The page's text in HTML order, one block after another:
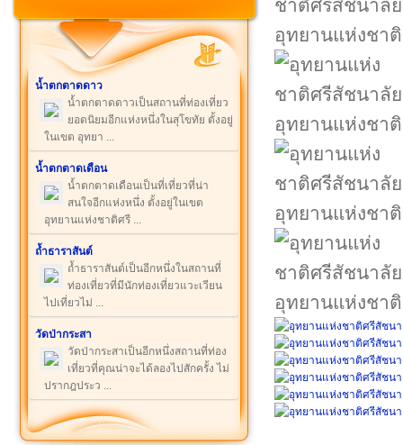
น้ำตกตาดดาว
น้ำตกตาดดาวเป็นสถานที่ท่องเที่ยว
ยอดนิยมอีกแห่งหนึ่งในสุโขทัย ตั้งอยู่
ในเขต อุทยา ...
น้ำตกตาดเดือน
น้ำตกตาดเดือนเป็นที่เที่ยวที่น่า
สนใจอีกแห่งหนึ่ง ตั้งอยู่ในเขต
อุทยานแห่งชาติศรี ...
ถ้ำธาราสันต์
ถ้ำธาราสันต์เป็นอีกหนึ่งในสถานที่
ท่องเที่ยวที่มีนักท่องเที่ยวแวะเวียน
ไปเที่ยวไม่ ...
วัดป่ากระสา
วัดป่ากระสาเป็นอีกหนึ่งสถานที่ท่อง
เที่ยวที่คุณน่าจะได้ลองไปสักครั้ง ไม่
ปรากฎประว ...
อุทยานแห่งชา
อุทยานแห่งชา
อุทยานแห่งชา
อุทยานแห่งชา